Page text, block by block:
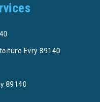
Evry 89140
89140